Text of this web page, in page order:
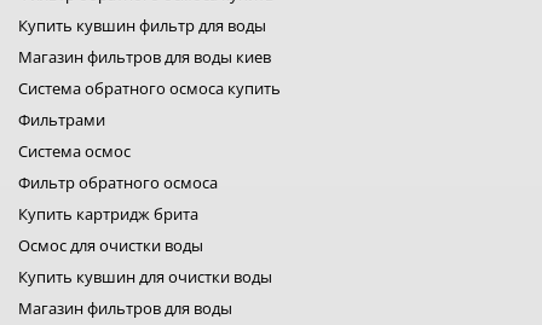
лидер фильтр
лидер комфорт
фильтры для воды organic
фильтр для воды platinum wasser
фильтры raifil
ustm картридж
гейзер фильтр для воды
фильтр новая вода
фильтр роса
фильтры свод
фильтр для воды
фильтры аквафильтр
аквафор кувшины
Купить кувшин фильтр для воды
Магазин фильтров для воды киев
Система обратного осмоса купить
Фильтрами
Система осмос
Фильтр обратного осмоса
Купить картридж брита
Осмос для очистки воды
Купить кувшин для очистки воды
Магазин фильтров для воды